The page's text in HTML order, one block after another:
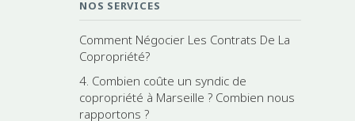
NOS SERVICES
Comment Négocier Les Contrats De La
Copropriété?
4. Combien coûte un syndic de
copropriété à Marseille ? Combien nous
rapportons ?